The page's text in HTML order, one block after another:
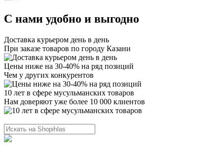
С нами удобно и выгодно
Доставка курьером день в день
При заказе товаров по городу Казани
Цены ниже на 30-40% на ряд позиций
Чем у других конкурентов
10 лет в сфере мусульманских товаров
Нам доверяют уже более 10 000 клиентов